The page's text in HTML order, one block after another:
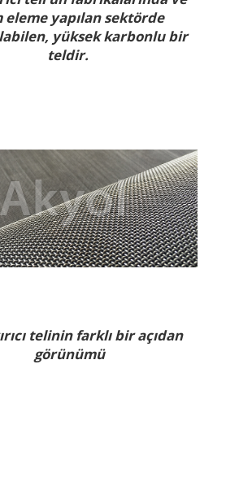
eleme yapılan sektörde
yüksek karbonlu bir
teldir.
telinin farklı bir açıdan
görünümü